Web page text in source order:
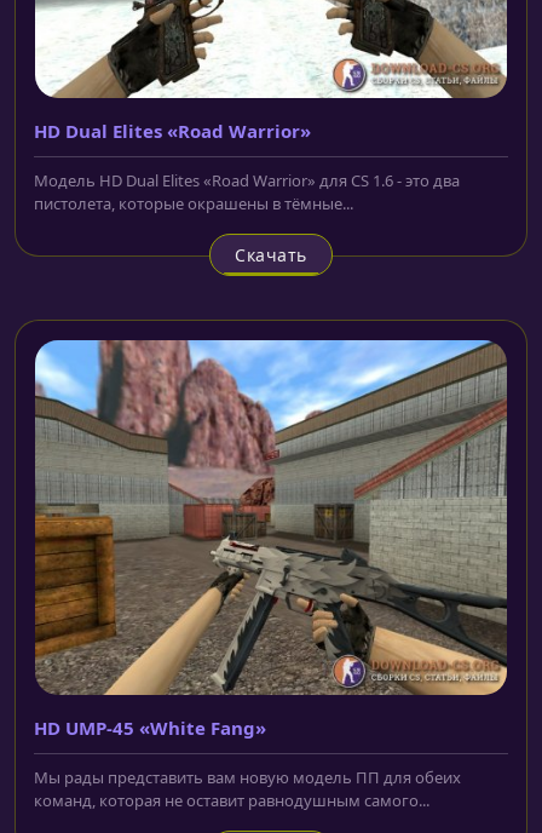
HD Dual Elites «Road Warrior»
Модель HD Dual Elites «Road Warrior» для CS 1.6 - это два
пистолета, которые окрашены в тёмные...
Скачать
HD UMP-45 «White Fang»
Мы рады представить вам новую модель ПП для обеих
команд, которая не оставит равнодушным самого...